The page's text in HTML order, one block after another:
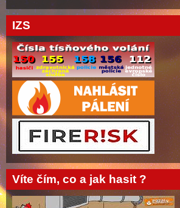
IZS
Víte čím, co a jak hasit ?